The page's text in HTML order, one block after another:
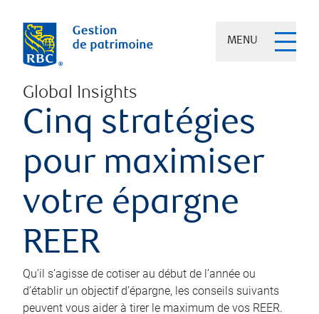
MENU
Global Insights
Cinq stratégies
pour maximiser
votre épargne
REER
Qu’il s’agisse de cotiser au début de l’année ou
d’établir un objectif d’épargne, les conseils suivants
peuvent vous aider à tirer le maximum de vos REER.